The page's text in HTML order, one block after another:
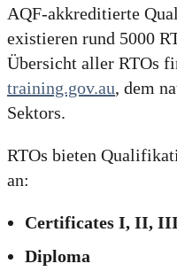
AQF-akkreditierte
existieren rund 5000
Übersicht aller RTOs
training.gov.au, dem
Sektors.
RTOs bieten
an:
Certificates I, II,
Diploma